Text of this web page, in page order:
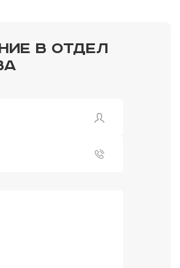
В ОТДЕЛ